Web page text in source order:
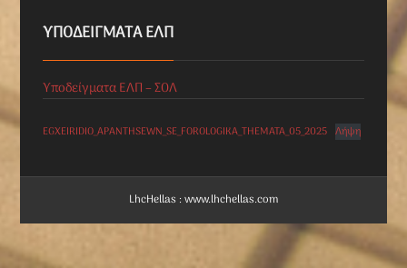
ΥΠΟΔΕΊΓΜΑΤΑ ΕΛΠ
Υποδείγματα ΕΛΠ – ΣΟΛ
EGXEIRIDIO_APANTHSEWN_SE_FOROLOGIKA_THEMATA_05_2025 Λήψη
LhcHellas : www.lhchellas.com